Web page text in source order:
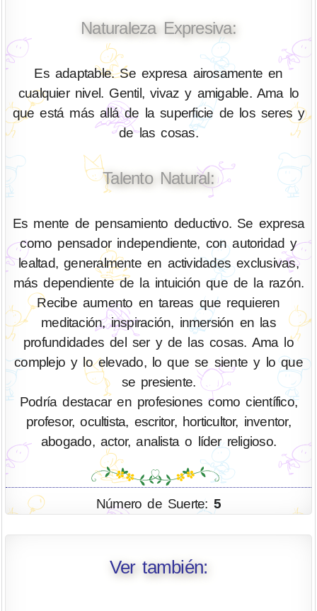
Naturaleza Expresiva:
Es adaptable. Se expresa airosamente en
cualquier nivel. Gentil, vivaz y amigable. Ama lo
que está más allá de la superficie de los seres y
de las cosas.
Talento Natural:
Es mente de pensamiento deductivo. Se expresa
como pensador independiente, con autoridad y
lealtad, generalmente en actividades exclusivas,
más dependiente de la intuición que de la razón.
Recibe aumento en tareas que requieren
meditación, inspiración, inmersión en las
profundidades del ser y de las cosas. Ama lo
complejo y lo elevado, lo que se siente y lo que
se presiente.
Podría destacar en profesiones como científico,
profesor, ocultista, escritor, horticultor, inventor,
abogado, actor, analista o líder religioso.
Número de Suerte: 5
Ver también: